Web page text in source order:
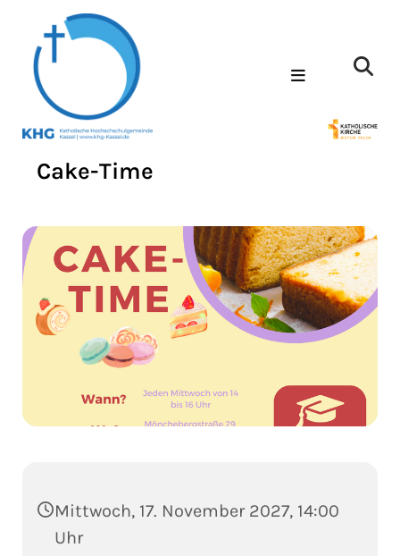
Cake-Time
Mittwoch, 17. November 2027, 14:00
Uhr